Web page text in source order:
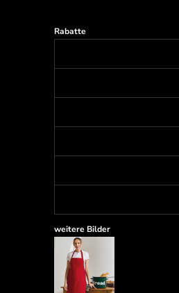
Rabatte
weitere Bilder